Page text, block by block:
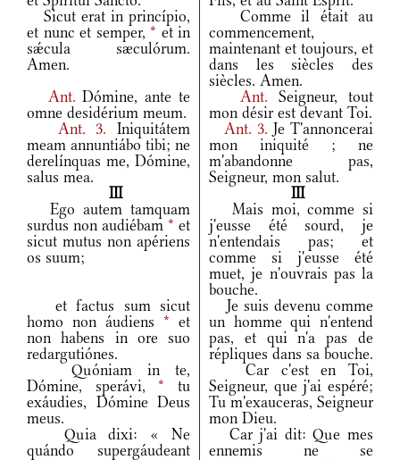
Sicut erat in princípio,
et nunc et semper, * et in
sǽcula sæculórum.
Amen.
Comme il était au
commencement,
maintenant et toujours, et
dans les siècles des
siècles. Amen.
Ant.Dómine, ante te
omne desidérium meum.
Ant.Seigneur, tout
mon désir est devant Toi.
Ant. 3. Iniquitátem
meam annuntiábo tibi; ne
derelínquas me, Dómine,
salus mea.
Ant. 3. Je T'annoncerai
mon iniquité ; ne
m'abandonne pas,
Seigneur, mon salut.
III
III
Ego autem tamquam
surdus non audiébam * et
sicut mutus non apériens
os suum;
Mais moi, comme si
j'eusse été sourd, je
n'entendais pas; et
comme si j'eusse été
muet, je n'ouvrais pas la
bouche.
et factus sum sicut
homo non áudiens * et
non habens in ore suo
redargutiónes.
Je suis devenu comme
un homme qui n'entend
pas, et qui n'a pas de
répliques dans sa bouche.
Quóniam in te,
Dómine, sperávi,* tu
exáudies, Dómine Deus
meus.
Car c'est en Toi,
Seigneur, que j'ai espéré;
Tu m'exauceras, Seigneur
mon Dieu.
Quia dixi: « Ne
quándo supergáudeant
Car j'ai dit: Que mes
ennemis ne se